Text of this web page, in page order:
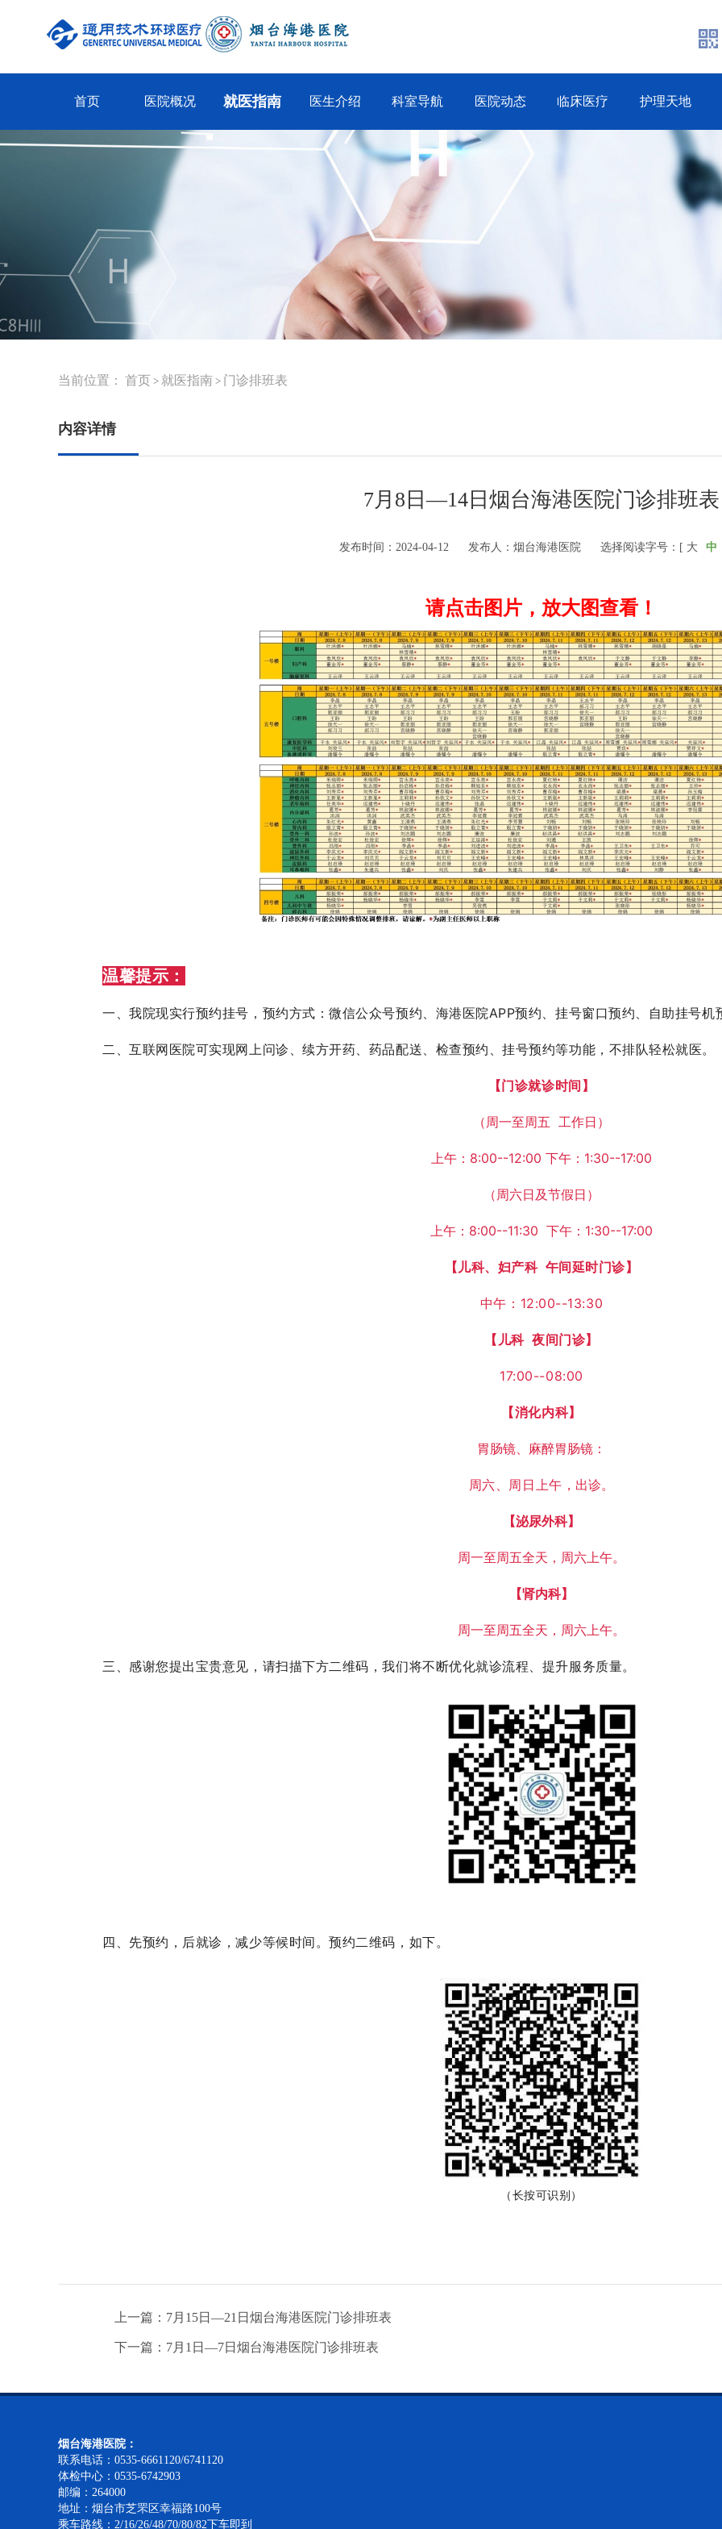
首页 医院概况 就医指南 医生介绍 科室导航 医院动态 临床医疗 护理天地
当前位置： 首页 > 就医指南 > 门诊排班表
内容详情
7月8日—14日烟台海港医院门诊排班表
发布时间：2024-04-12 发布人：烟台海港医院 选择阅读字号：[ 大 中
请点击图片，放大图查看！
温馨提示：
一、我院现实行预约挂号，预约方式：微信公众号预约、海港医院APP预约、挂号窗口预约、自助挂号机
二、互联网医院可实现网上问诊、续方开药、药品配送、检查预约、挂号预约等功能，不排队轻松就医。
【门诊就诊时间 】
（周一至周五 工作日）
上午：8:00--12:00 下午：1:30--17:00
（周六日及节假日）
上午：8:00--11:30 下午：1:30--17:00
【儿科、妇产科 午间延时门诊】
中午：12:00--13:30
【儿科 夜间门诊】
17:00--08:00
【消化内科】
胃肠镜、麻醉胃肠镜：
周六、周日上午， 出诊。
【泌尿外科】
周一至周五全天，周六上午。
【肾内科】
周一至周五全天，周六上午。
三、感谢您提出宝贵意见，请扫描下方二维码，我们将不断优化就诊流程、提升服务质量。
四、先预约，后就诊，减少等候时间。预约二维码，如下。
（长按可识别）
上一篇：7月15日—21日烟台海港医院门诊排班表
下一篇：7月1日—7日烟台海港医院门诊排班表
烟台海港医院：
联系电话：0535-6661120/6741120
体检中心：0535-6742903
邮编：264000
地址：烟台市芝罘区幸福路100号
乘车路线：2/16/26/48/70/80/82下车即到